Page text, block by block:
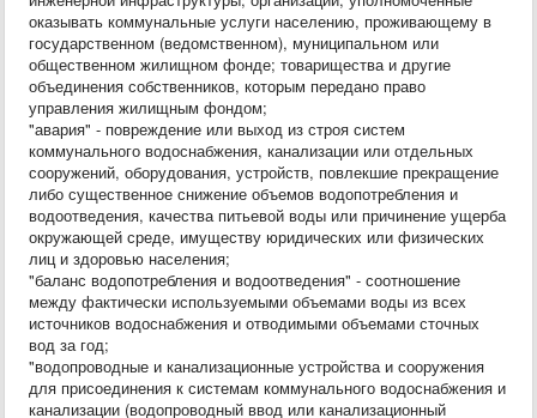
оказывать коммунальные услуги населению, проживающему в
государственном (ведомственном), муниципальном или
общественном жилищном фонде; товарищества и другие
объединения собственников, которым передано право
управления жилищным фондом;
"авария" - повреждение или выход из строя систем
коммунального водоснабжения, канализации или отдельных
сооружений, оборудования, устройств, повлекшие прекращение
либо существенное снижение объемов водопотребления и
водоотведения, качества питьевой воды или причинение ущерба
окружающей среде, имуществу юридических или физических
лиц и здоровью населения;
"баланс водопотребления и водоотведения" - соотношение
между фактически используемыми объемами воды из всех
источников водоснабжения и отводимыми объемами сточных
вод за год;
"водопроводные и канализационные устройства и сооружения
для присоединения к системам коммунального водоснабжения и
канализации (водопроводный ввод или канализационный